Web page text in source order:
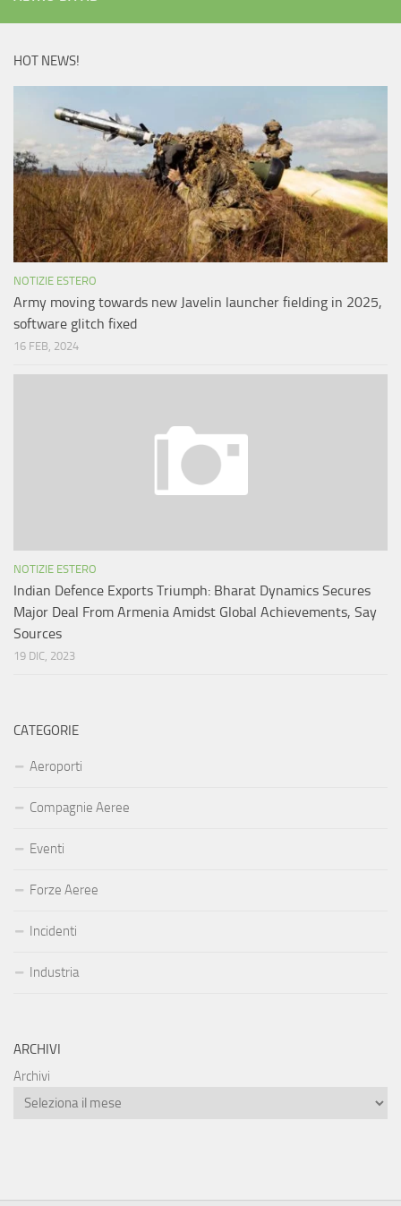
HOT NEWS!
NOTIZIE ESTERO
Army moving towards new Javelin launcher fielding in 2025,
software glitch fixed
16 FEB, 2024
NOTIZIE ESTERO
Indian Defence Exports Triumph: Bharat Dynamics Secures
Major Deal From Armenia Amidst Global Achievements, Say
Sources
19 DIC, 2023
CATEGORIE
Aeroporti
Compagnie Aeree
Eventi
Forze Aeree
Incidenti
Industria
ARCHIVI
Archivi